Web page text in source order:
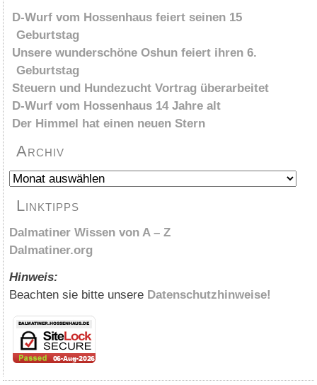
D-Wurf vom Hossenhaus feiert seinen 15
Geburtstag
Unsere wunderschöne Oshun feiert ihren 6.
Geburtstag
Steuern und Hundezucht Vortrag überarbeitet
D-Wurf vom Hossenhaus 14 Jahre alt
Der Himmel hat einen neuen Stern
Archiv
Archiv
Linktipps
Dalmatiner Wissen von A – Z
Dalmatiner.org
Hinweis:
Beachten sie bitte unsere Datenschutzhinweise!